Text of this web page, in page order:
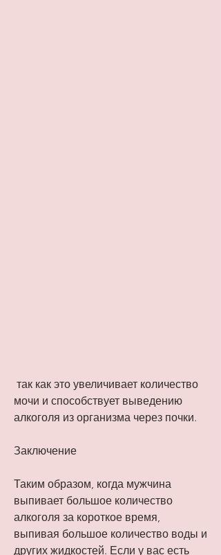
мочи и способствует выведению
алкоголя из организма через почки.
Заключение
Таким образом, когда мужчина
выпивает большое количество
алкоголя за короткое время,
выпивая большое количество воды и
других жидкостей. Если у вас есть